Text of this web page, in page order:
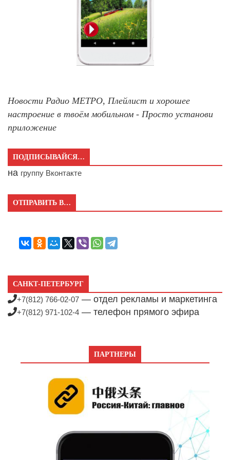
Новости Радио МЕТРО, Плейлист и хорошее
настроение в твоём мобильном - Просто установи
приложение
ПОДПИСЫВАЙСЯ…
на группу Вконтакте
ОТПРАВИТЬ В…
САНКТ-ПЕТЕРБУРГ
+7(812) 766-02-07 — отдел рекламы и маркетинга
+7(812) 971-102-4 — телефон прямого эфира
ПАРТНЕРЫ